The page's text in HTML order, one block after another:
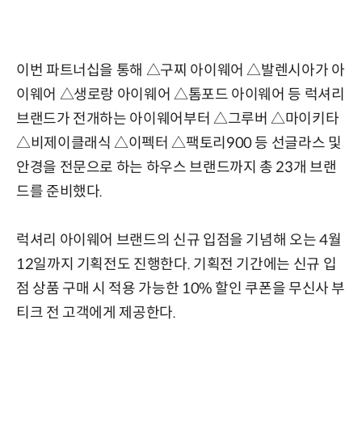
이번 파트너십을 통해 △구찌 아이웨어 △발렌시아가 아
이웨어 △생로랑 아이웨어 △톰포드 아이웨어 등 럭셔리
브랜드가 전개하는 아이웨어부터 △그루버 △마이키타
△비제이클래식 △이펙터 △팩토리900 등 선글라스 및
안경을 전문으로 하는 하우스 브랜드까지 총 23개 브랜
드를 준비했다.
럭셔리 아이웨어 브랜드의 신규 입점을 기념해 오는 4월
12일까지 기획전도 진행한다. 기획전 기간에는 신규 입
점 상품 구매 시 적용 가능한 10% 할인 쿠폰을 무신사 부
티크 전 고객에게 제공한다.